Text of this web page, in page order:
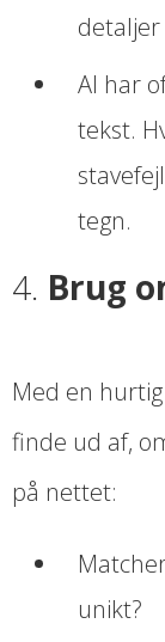
AI har
tekst.
tegn.
4. Brug
Med en
finde ud af,
på nettet:
unikt?